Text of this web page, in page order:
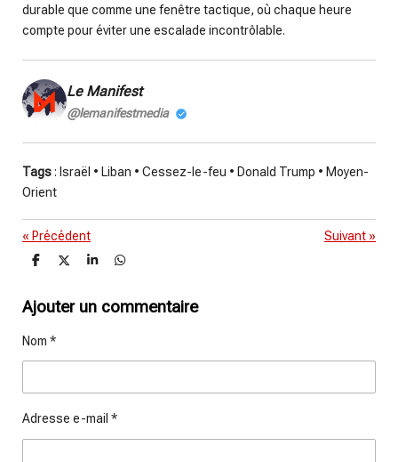
durable que comme une fenêtre tactique, où chaque heure
compte pour éviter une escalade incontrôlable.
Le Manifest
@lemanifestmedia
Tags: Israël • Liban • Cessez-le-feu • Donald Trump • Moyen-
Orient
« Précédent Suivant »
P
t
a
e
P
t
a
P
t
a
P
t
a
Ajouter un commentaire
Nom *
Adresse e-mail *